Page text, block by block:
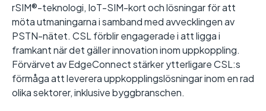
rSIM®-teknologi, IoT-SIM-kort och lösningar för att
möta utmaningarna i samband med avvecklingen av
PSTN-nätet. CSL förblir engagerade i att ligga i
framkant när det gäller innovation inom uppkoppling.
Förvärvet av EdgeConnect stärker ytterligare CSL:s
förmåga att leverera uppkopplingslösningar inom en rad
olika sektorer, inklusive byggbranschen.